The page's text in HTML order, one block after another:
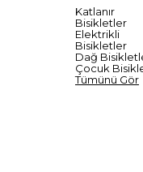
Katlanır
Bisikletler
Elektrikli
Bisikletler
Dağ
Çocuk
Tümünü Gör